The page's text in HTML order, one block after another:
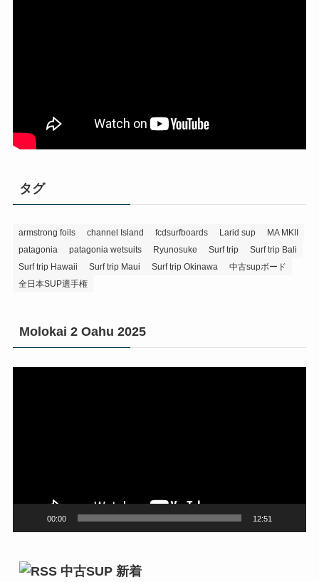
タグ
armstrong foils channel Island fcdsurfboards Larid sup
MA MKII
patagonia
patagonia wetsuits Ryunosuke Surf trip
Surf trip Bali
Surf trip Hawaii
Surf trip Maui Surf trip Okinawa
中古supボード
全日本SUP選手権
Molokai 2 Oahu 2025
00:00 12:51
中古SUP 新着